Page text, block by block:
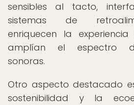
sensibles al tacto,
sistemas de
enriquecen la
amplían el espectro
sonoras.
Otro aspecto destacado
sostenibilidad y la